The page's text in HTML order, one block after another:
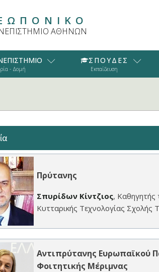
ΑΘΗΝΩΝ
- Δομή
ΣΠΟΥΔΕΣ
Εκπαίδευση
Πρύτανης
Σπυρίδων Κίντζιος, Καθηγητής
Κυτταρικής Τεχνολογίας Σχολής
Αντιπρύτανης Ευρωπαϊκού
Φοιτητικής Μέριμνας